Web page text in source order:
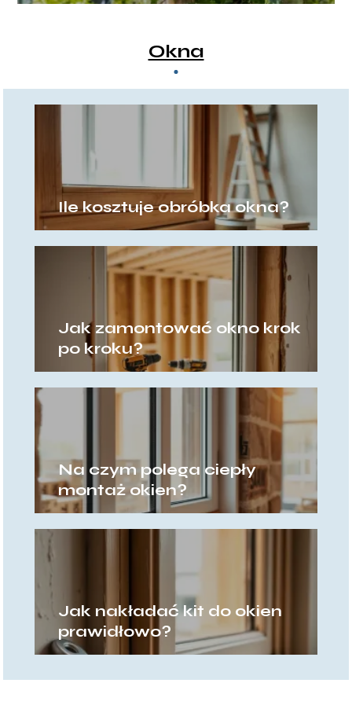
na balkon
Okna
Ile kosztuje obróbka okna?
Jak zamontować okno krok
po kroku?
Na czym polega ciepły
montaż okien?
Jak nakładać kit do okien
prawidłowo?